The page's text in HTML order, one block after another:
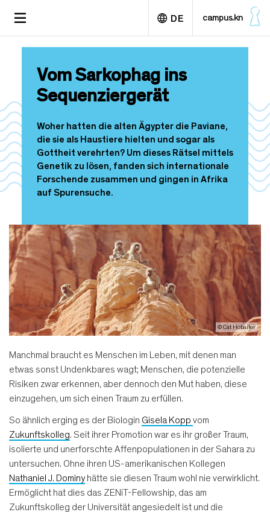
m
n
h
l
t
TOGGLE
DE campus.kn
Vom Sarkophag ins
Sequenziergerät
Woher hatten die alten Ägypter die Paviane,
die sie als Haustiere hielten und sogar als
Gottheit verehrten? Um dieses Rätsel mittels
Genetik zu lösen, fanden sich internationale
Forschende zusammen und gingen in Afrika
auf Spurensuche.
© Cat Hobaiter
Manchmal braucht es Menschen im Leben, mit denen man
etwas sonst Undenkbares wagt; Menschen, die potenzielle
Risiken zwar erkennen, aber dennoch den Mut haben, diese
einzugehen, um sich einen Traum zu erfüllen.
So ähnlich erging es der Biologin Gisela Kopp vom
Zukunftskolleg. Seit ihrer Promotion war es ihr großer Traum,
isolierte und unerforschte Affenpopulationen in der Sahara zu
untersuchen. Ohne ihren US-amerikanischen Kollegen
Nathaniel J. Dominyhätte sie diesen Traum wohl nie verwirklicht.
Ermöglicht hat dies das ZENiT-Fellowship, das am
Zukunftskolleg der Universität angesiedelt ist und die